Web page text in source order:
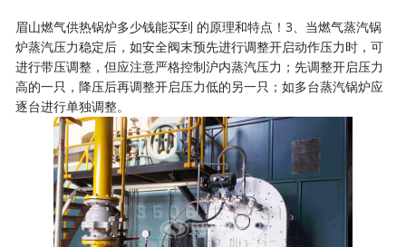
眉山燃气供热锅炉多少钱能买到 的原理和特点！3、当燃气蒸汽锅
炉蒸汽压力稳定后，如安全阀末预先进行调整开启动作压力时，可
进行带压调整，但应注意严格控制沪内蒸汽压力；先调整开启压力
高的一只，降压后再调整开启压力低的另一只；如多台蒸汽锅炉应
逐台进行单独调整。